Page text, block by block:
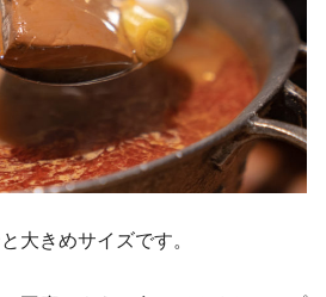
大きめサイズです。